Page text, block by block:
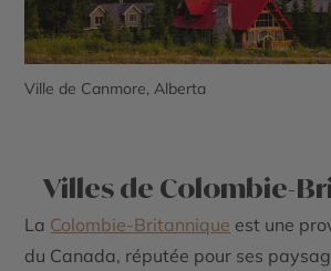
Ville de Canmore, Alberta
Villes de Colombie-
La Colombie-Britannique est une
du Canada, réputée pour ses